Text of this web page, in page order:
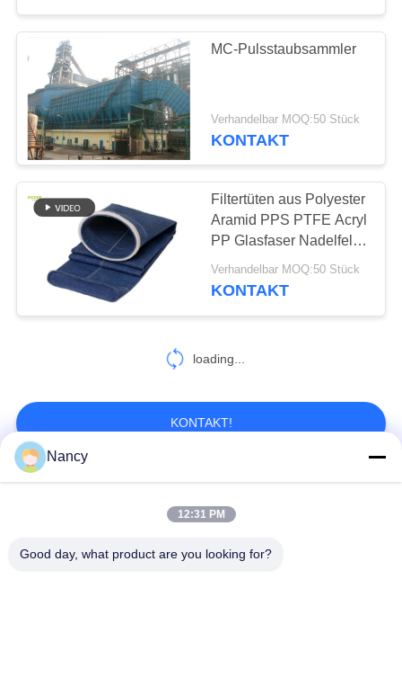
MC-Pulsstaubsammler
Verhandelbar MOQ:50 Stück
KONTAKT
Filtertüten aus Polyester
Aramid PPS PTFE Acryl
PP Glasfaser Nadelfelt
Filtertüten für die
industrielle
Verhandelbar MOQ:50 Stück
KONTAKT
loading...
KONTAKT!
Staubsammelfilterbeutel Aramidfilterbeutel
Nancy
12:31 PM
Good day, what product are you looking for?